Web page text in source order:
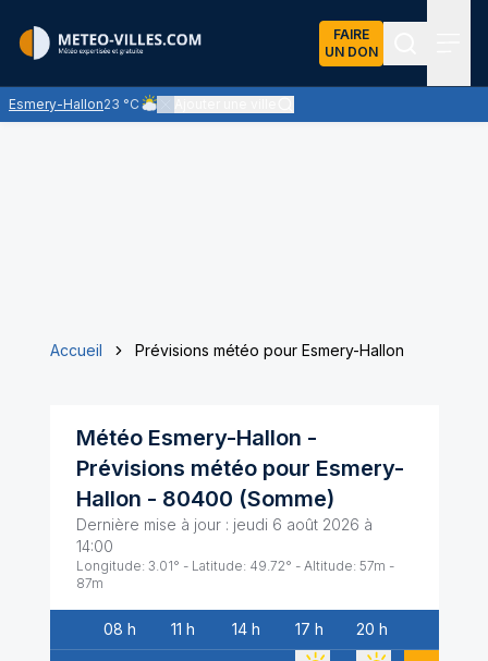
FAIRE
UN DON
Esmery-Hallon23 °C
Ciel nuageux - les éclaircies et les nuages se
Accueil Prévisions météo pour Esmery-Hallon
Météo Esmery-Hallon -
Prévisions météo pour Esmery-
Hallon - 80400 (Somme)
Dernière mise à jour : jeudi 6 août 2026 à
14:00
Longitude: 3.01° - Latitude: 49.72° - Altitude: 57m -
87m
Date
08 h 11 h 14 h 17 h 20 h